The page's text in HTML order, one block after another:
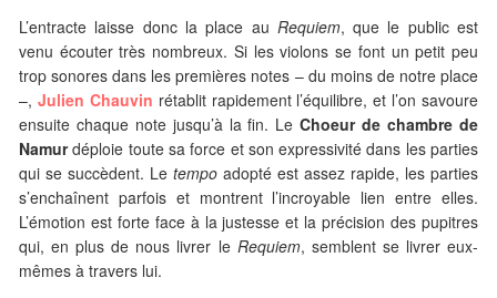
L’entracte laisse donc la place au Requiem, que le public est
venu écouter très nombreux. Si les violons se font un petit peu
trop sonores dans les premières notes – du moins de notre place
–, Julien Chauvin rétablit rapidement l’équilibre, et l’on savoure
ensuite chaque note jusqu’à la fin. LeChoeur de chambre de
Namurdéploie toute sa force et son expressivité dans les parties
qui se succèdent. Le tempo adopté est assez rapide, les parties
s’enchaînent parfois et montrent l’incroyable lien entre elles.
L’émotion est forte face à la justesse et la précision des pupitres
qui, en plus de nous livrer le Requiem, semblent se livrer eux-
mêmes à travers lui.